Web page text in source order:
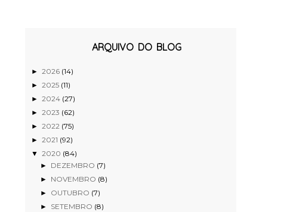
ARQUIVO DO BLOG
►2026 (14)
►2025 (11)
►2024 (27)
►2023 (62)
►2022 (75)
►2021 (92)
▼2020 (84)
► DEZEMBRO (7)
► NOVEMBRO (8)
► OUTUBRO (7)
► SETEMBRO (8)